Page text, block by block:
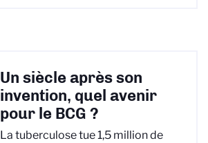
Un siècle après son
invention, quel avenir
pour le BCG ?
La tuberculose tue 1,5 million de